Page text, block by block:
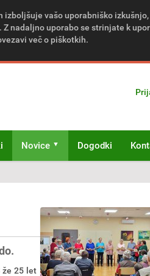
vašo uporabniško
nadaljno uporabo se strinjate k
več o piškotkih.
Novice Dogodki
že 25 let